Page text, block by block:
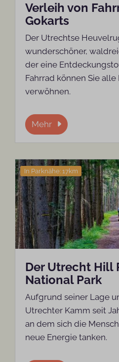
Verleih von
Gokarts
Der Utrechtse
wunderschöner,
der eine
Fahrrad können Sie alle
verwöhnen.
Mehr
In Parknähe: 17km
Der Utrecht Hill
National Park
Aufgrund seiner Lage
Utrechter Kamm seit
an dem sich die
neue Energie tanken.